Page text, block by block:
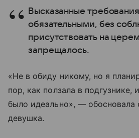
Высказанные
обязательными, без
присутствовать на
запрещалось.
«Не в обиду никому, но я
пор, как ползала в подгузнике,
было идеально», —
девушка.